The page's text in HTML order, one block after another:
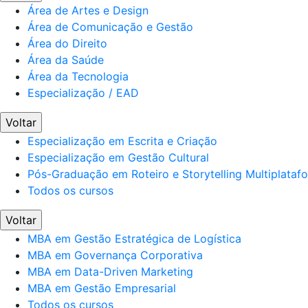
Área de Artes e Design
Área de Comunicação e Gestão
Área do Direito
Área da Saúde
Área da Tecnologia
Especialização / EAD
Voltar
Especialização em Escrita e Criação
Especialização em Gestão Cultural
Pós-Graduação em Roteiro e Storytelling
Todos os cursos
Voltar
MBA em Gestão Estratégica de Logística
MBA em Governança Corporativa
MBA em Data-Driven Marketing
MBA em Gestão Empresarial
Todos os cursos